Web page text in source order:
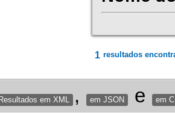
1 resultados
Resultados em XML , em JSON e em